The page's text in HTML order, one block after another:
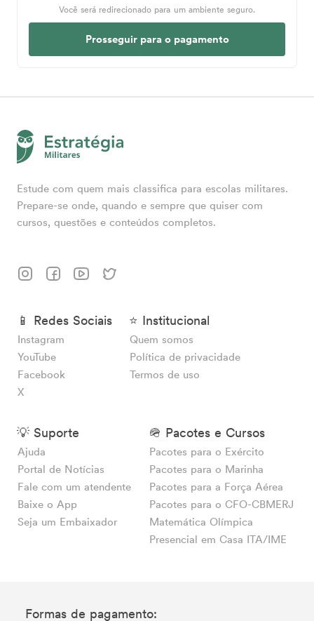
Você será redirecionado para um ambiente seguro.
Prosseguir para o pagamento
Estude com quem mais classifica para escolas militares.
Prepare-se onde, quando e sempre que quiser com
cursos, questões e conteúdos completos.
📱 Redes Sociais
Instagram
YouTube
Facebook
X
⭐ Institucional
Quem somos
Política de privacidade
Termos de uso
💡 Suporte
Ajuda
Portal de Notícias
Fale com um atendente
Baixe o App
Seja um Embaixador
🪖 Pacotes e Cursos
Pacotes para o Exército
Pacotes para o Marinha
Pacotes para a Força Aérea
Pacotes para o CFO-CBMERJ
Matemática Olímpica
Presencial em Casa ITA/IME
Formas de pagamento: